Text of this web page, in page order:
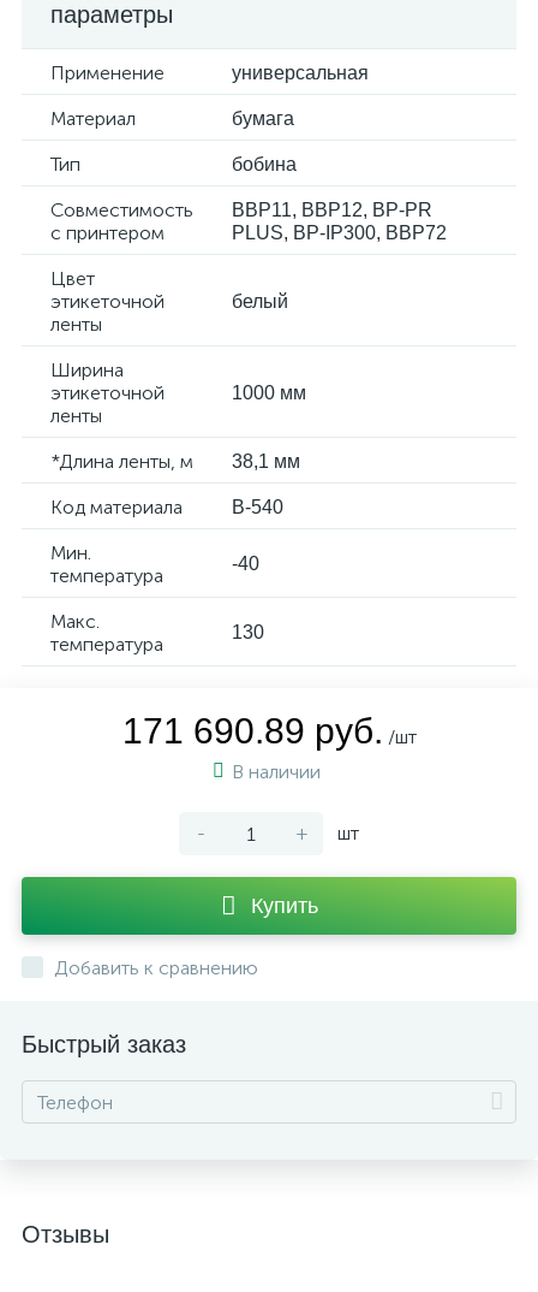
параметры
Применение универсальная
Материал бумага
Тип бобина
Совместимость
с принтером
BBP11, BBP12, BP-PR
PLUS, BP-IP300, BBP72
Цвет
этикеточной
ленты
белый
Ширина
этикеточной
ленты
1000 мм
*Длина ленты, м 38,1 мм
Код материала B-540
Мин.
температура
-40
Макс.
температура
130
171 690.89 руб. /шт
В наличии
- + шт
Купить
Добавить к сравнению
Быстрый заказ
Отзывы